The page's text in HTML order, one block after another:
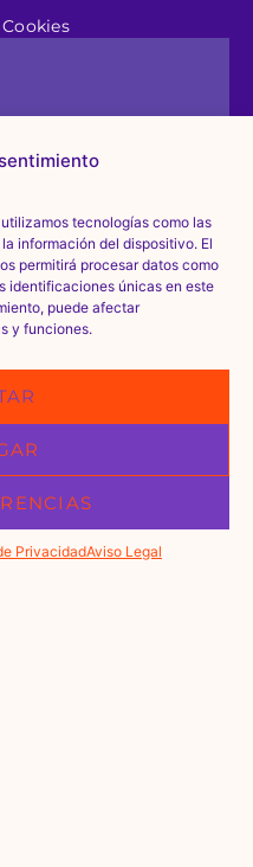
tecnologías como las
información del dispositivo. El
permitirá procesar datos como
identificaciones únicas en este
puede afectar
y funciones.
PrivacidadAviso Legal